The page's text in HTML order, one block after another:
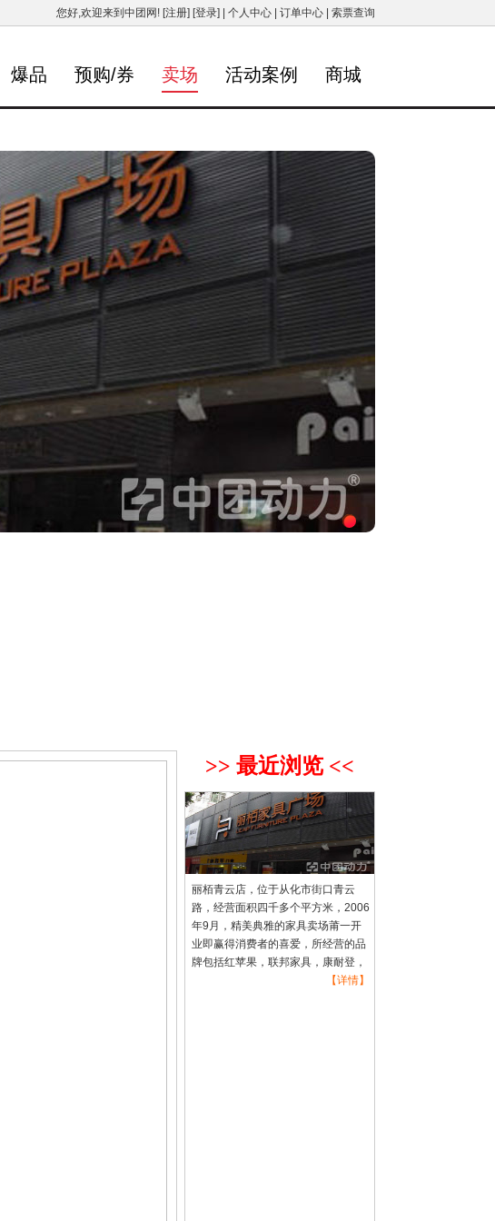
您好,欢迎来到中团网! [注册] [登录] 个人中心 订单中心 索票查询
爆品 预购/券 卖场 活动案例 商城
>> 最近浏览 <<
丽栢青云店，位于从化市街口青云
路，经营面积四千多个平方米，2006
年9月，精美典雅的家具卖场莆一开
业即赢得消费者的喜爱，所经营的品
牌包括红苹果，联邦家具，康耐登，
左右沙发，穗宝床垫，多喜爱，丽
【详情】